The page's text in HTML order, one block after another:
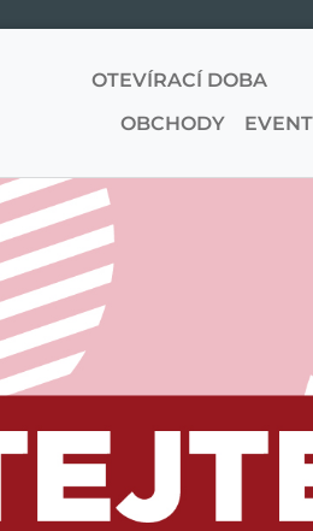
OTEVÍRACÍ DOBA
OBCHODY